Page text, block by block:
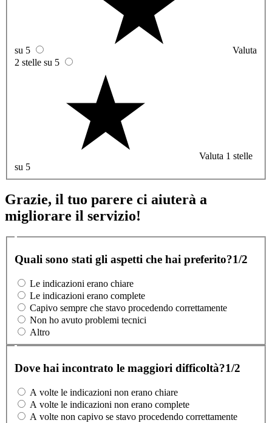
su 5
Valuta
2 stelle su 5
Valuta 1 stelle
su 5
Grazie, il tuo parere ci aiuterà a
migliorare il servizio!
Quali sono stati gli aspetti che hai preferito?1/2
Le indicazioni erano chiare
Le indicazioni erano complete
Capivo sempre che stavo procedendo correttamente
Non ho avuto problemi tecnici
Altro
Dove hai incontrato le maggiori difficoltà?1/2
A volte le indicazioni non erano chiare
A volte le indicazioni non erano complete
A volte non capivo se stavo procedendo correttamente